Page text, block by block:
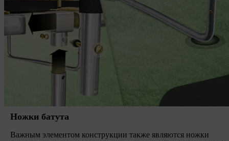
Ножки батута
Важным элементом конструкции также являются ножки